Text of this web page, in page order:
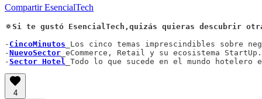
Compartir EsencialTech
🔅Si te gustó EsencialTech,quizás quieras descubrir
- CincoMinutos _Los cinco temas imprescindibles sobre
-NuevoSector _eCommerce, Retail y su ecosistema StartUp.
-Sector Hotel _Todo lo que sucede en el mundo
4